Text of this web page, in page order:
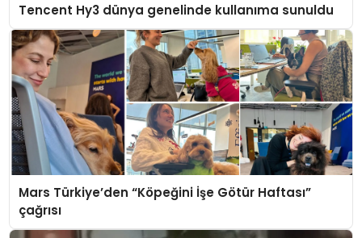
Tencent Hy3 dünya genelinde kullanıma sunuldu
Mars Türkiye’den “Köpeğini İşe Götür Haftası”
çağrısı